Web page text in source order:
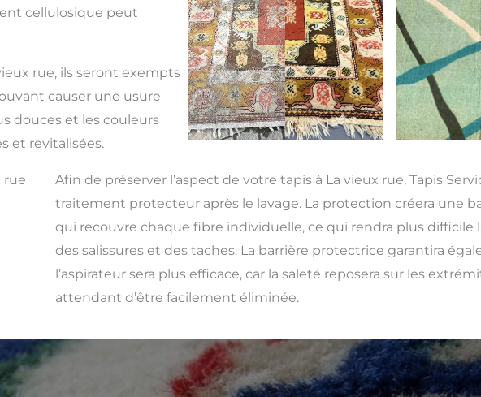
cellulosique peut
rue, ils seront exempts
causer une usure
douces et les couleurs
et revitalisées.
rue
Afin de préserver l’aspect de votre tapis à La vieux rue, Tapis
traitement protecteur après le lavage. La protection créera une
qui recouvre chaque fibre individuelle, ce qui rendra plus difficile
des salissures et des taches. La barrière protectrice garantira
l’aspirateur sera plus efficace, car la saleté reposera sur les
attendant d’être facilement éliminée.